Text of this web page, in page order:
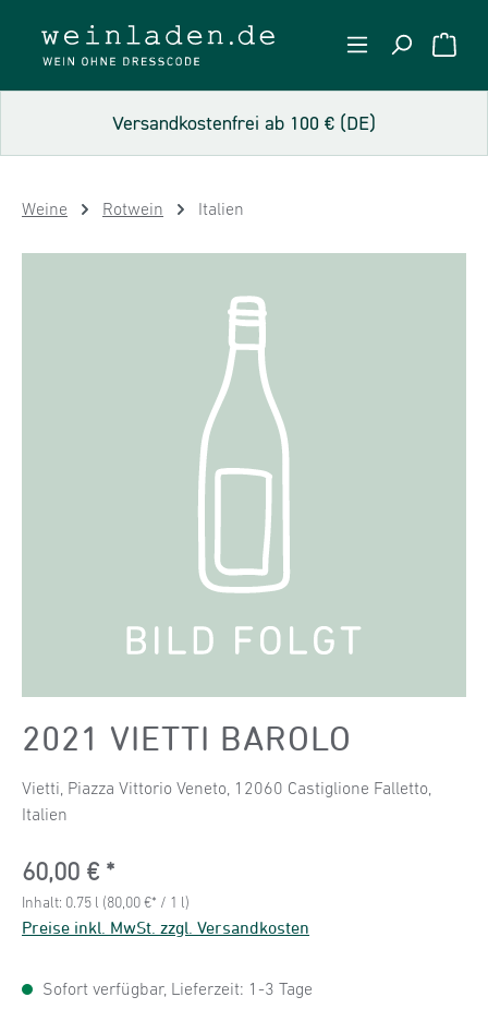
Zum Hauptinhalt springen
Versandkostenfrei ab 100 € (DE)
Weine Rotwein Italien
Bildergalerie überspringen
2021 VIETTI BAROLO
Vietti, Piazza Vittorio Veneto, 12060 Castiglione Falletto,
Italien
Regulärer Preis:
60,00 €
Inhalt: 0.75 l (80,00 €* / 1 l)
Preise inkl. MwSt. zzgl. Versandkosten
Sofort verfügbar, Lieferzeit: 1-3 Tage